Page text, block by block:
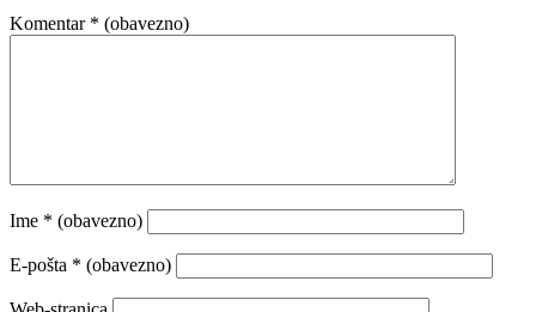
Komentar * (obavezno)
Ime * (obavezno)
E-pošta * (obavezno)